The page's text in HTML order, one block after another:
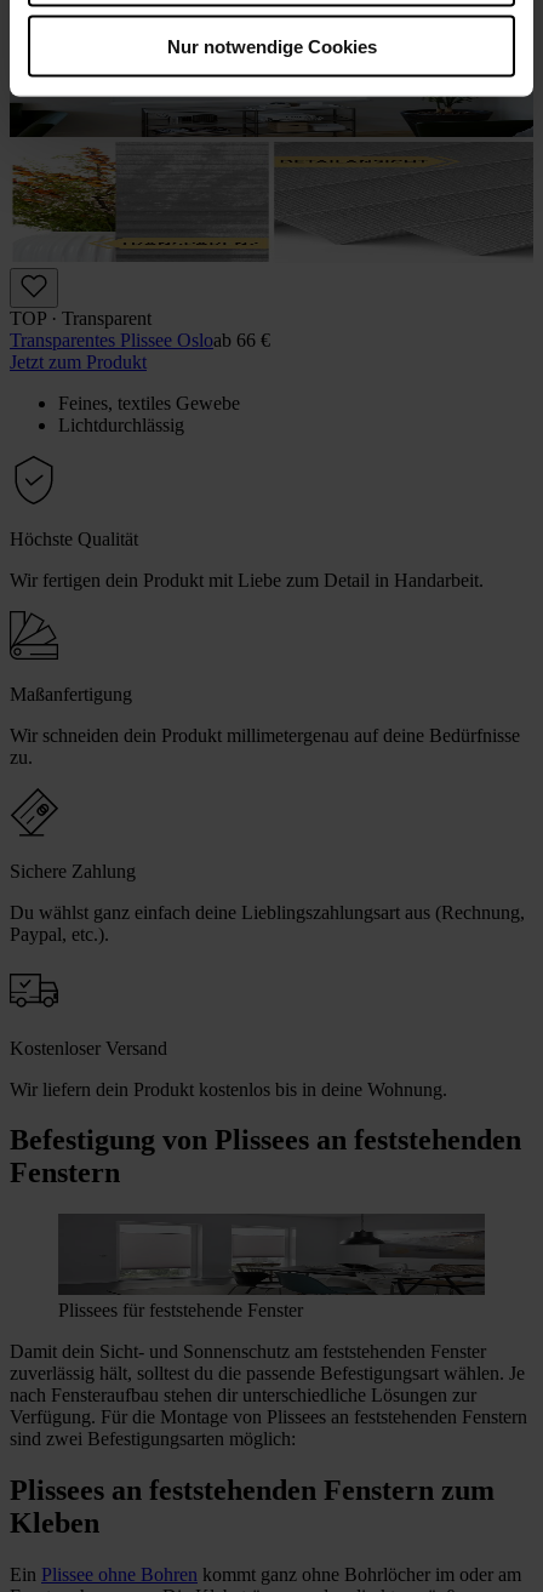
Nur notwendige Cookies
TOP · Transparent
Transparentes Plissee Osloab 66 €
Jetzt zum Produkt
Feines, textiles Gewebe
Lichtdurchlässig
Höchste Qualität
Wir fertigen dein Produkt mit Liebe zum Detail in Handarbeit.
Maßanfertigung
Wir schneiden dein Produkt millimetergenau auf deine Bedürfnisse
zu.
Sichere Zahlung
Du wählst ganz einfach deine Lieblingszahlungsart aus (Rechnung,
Paypal, etc.).
Kostenloser Versand
Wir liefern dein Produkt kostenlos bis in deine Wohnung.
Befestigung von Plissees an feststehenden
Fenstern
Plissees für feststehende Fenster
Damit dein Sicht- und Sonnenschutz am feststehenden Fenster
zuverlässig hält, solltest du die passende Befestigungsart wählen. Je
nach Fensteraufbau stehen dir unterschiedliche Lösungen zur
Verfügung. Für die Montage von Plissees an feststehenden Fenstern
sind zwei Befestigungsarten möglich:
Plissees an feststehenden Fenstern zum
Kleben
Ein Plissee ohne Bohren kommt ganz ohne Bohrlöcher im oder am